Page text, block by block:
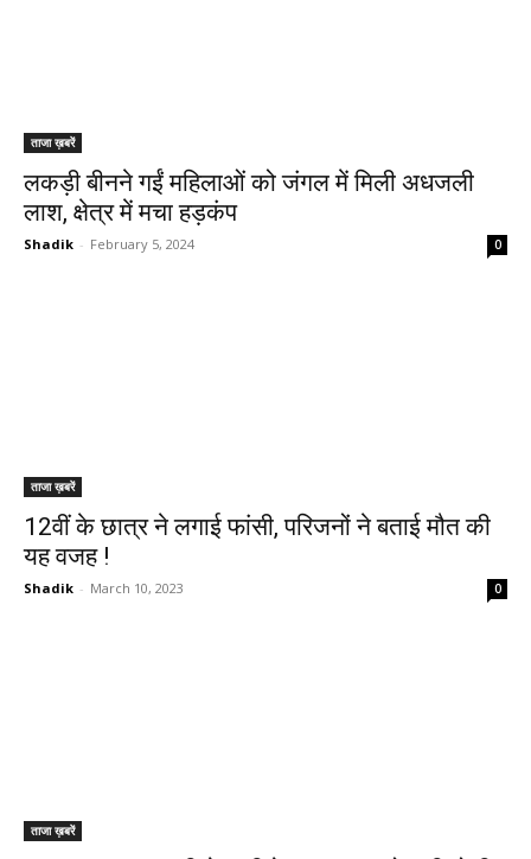
ताजा ख़बरें
लकड़ी बीनने गईं महिलाओं को जंगल में मिली अधजली
लाश, क्षेत्र में मचा हड़कंप
Shadik - February 5, 2024 0
ताजा ख़बरें
12वीं के छात्र ने लगाई फांसी, परिजनों ने बताई मौत की
यह वजह !
Shadik - March 10, 2023 0
ताजा ख़बरें